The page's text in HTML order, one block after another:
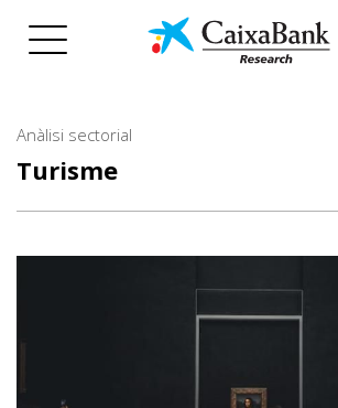
Anàlisi sectorial
Turisme